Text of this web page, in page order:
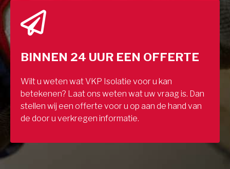
BINNEN 24 UUR EEN OFFERTE
Wilt u weten wat VKP Isolatie voor u kan
betekenen? Laat ons weten wat uw vraag is. Dan
stellen wij een offerte voor u op aan de hand van
de door u verkregen informatie.